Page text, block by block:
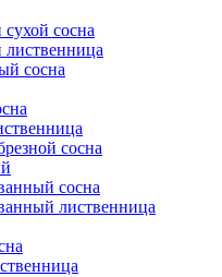
сосна
лиственница
сосна
сосна
сосна
лиственница